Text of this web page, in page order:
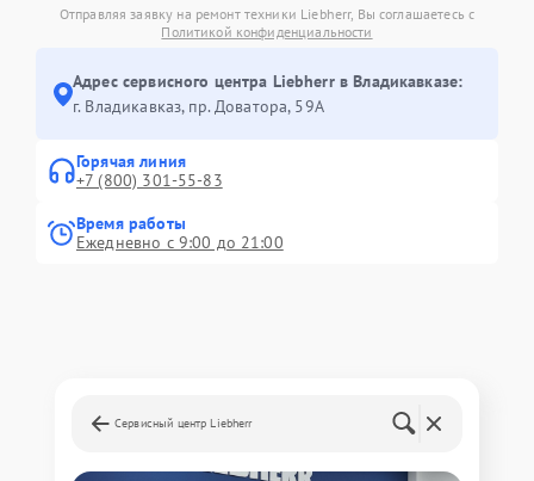
Отправляя заявку на ремонт техники Liebherr, Вы соглашаетесь с
Политикой конфиденциальности
Адрес сервисного центра Liebherr в Владикавказе:
г. Владикавказ, пр. Доватора, 59А
Горячая линия
+7 (800) 301-55-83
Время работы
Ежедневно с 9:00 до 21:00
Сервисный центр Liebherr